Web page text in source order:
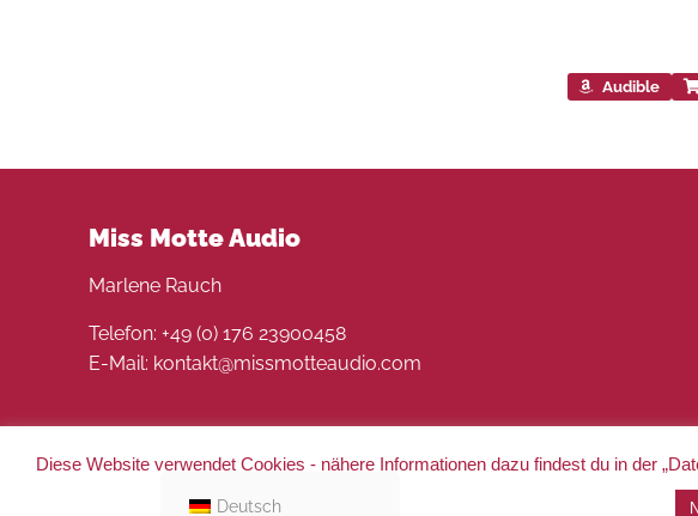
Audible
Miss Motte Audio
Marlene Rauch
Telefon: +49 (0) 176 23900458
E-Mail: kontakt@missmotteaudio.com
Diese Website verwendet Cookies - nähere Informationen dazu findest du in der
Deutsch